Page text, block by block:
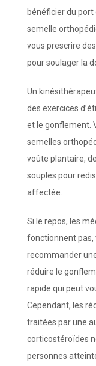
bénéficier du port
semelle
vous prescrire
pour soulager la
Un
des exercices
et le gonflement.
semelles
voûte plantaire,
souples pour
affectée.
Si le repos, les
fonctionnent pas,
recommander
réduire le
rapide qui peut
Cependant, les
traitées par une
corticostéroïdes
personnes